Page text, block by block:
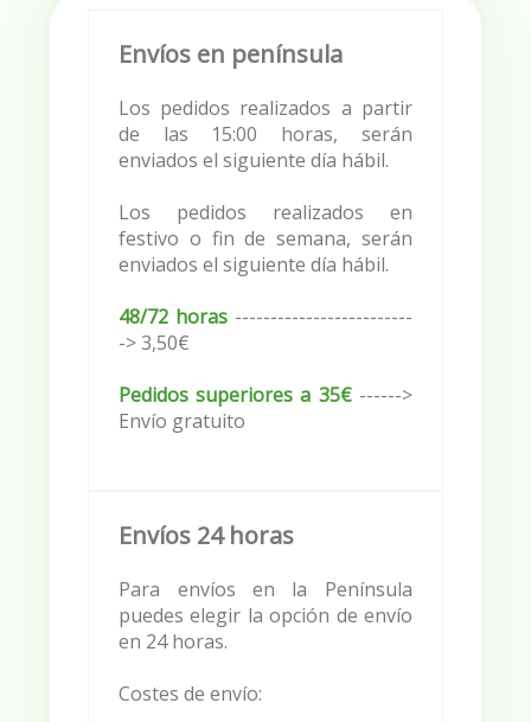
Envíos en península
Los pedidos realizados a partir
de las 15:00 horas, serán
enviados el siguiente día hábil.
Los pedidos realizados en
festivo o fin de semana, serán
enviados el siguiente día hábil.
48/72 horas -------------------------
-> 3,50€
Pedidos superiores a 35€------>
Envío gratuito
Envíos 24 horas
Para envíos en la Península
puedes elegir la opción de envío
en 24 horas.
Costes de envío: